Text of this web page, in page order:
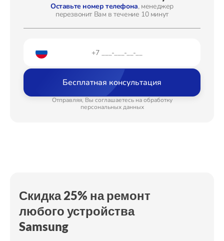
Оставьте номер телефона, менеджер
перезвонит Вам в течение 10 минут
Бесплатная консультация
Отправляя, Вы соглашаетесь на обработку
персональных данных
Скидка 25% на ремонт
любого устройства
Samsung
Ремонт Стиральных машин
Ремонт Микроволновых печей
Ремонт Сплит-систем